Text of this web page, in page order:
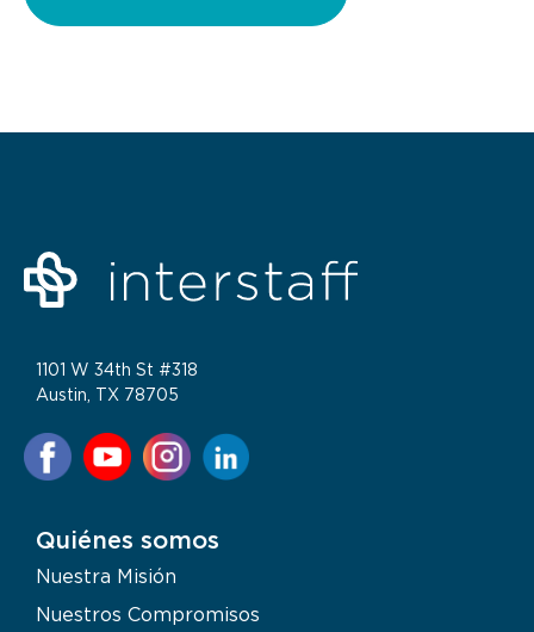
1101 W 34th St #318
Austin, TX 78705
Quiénes somos
Nuestra Misión
Nuestros Compromisos